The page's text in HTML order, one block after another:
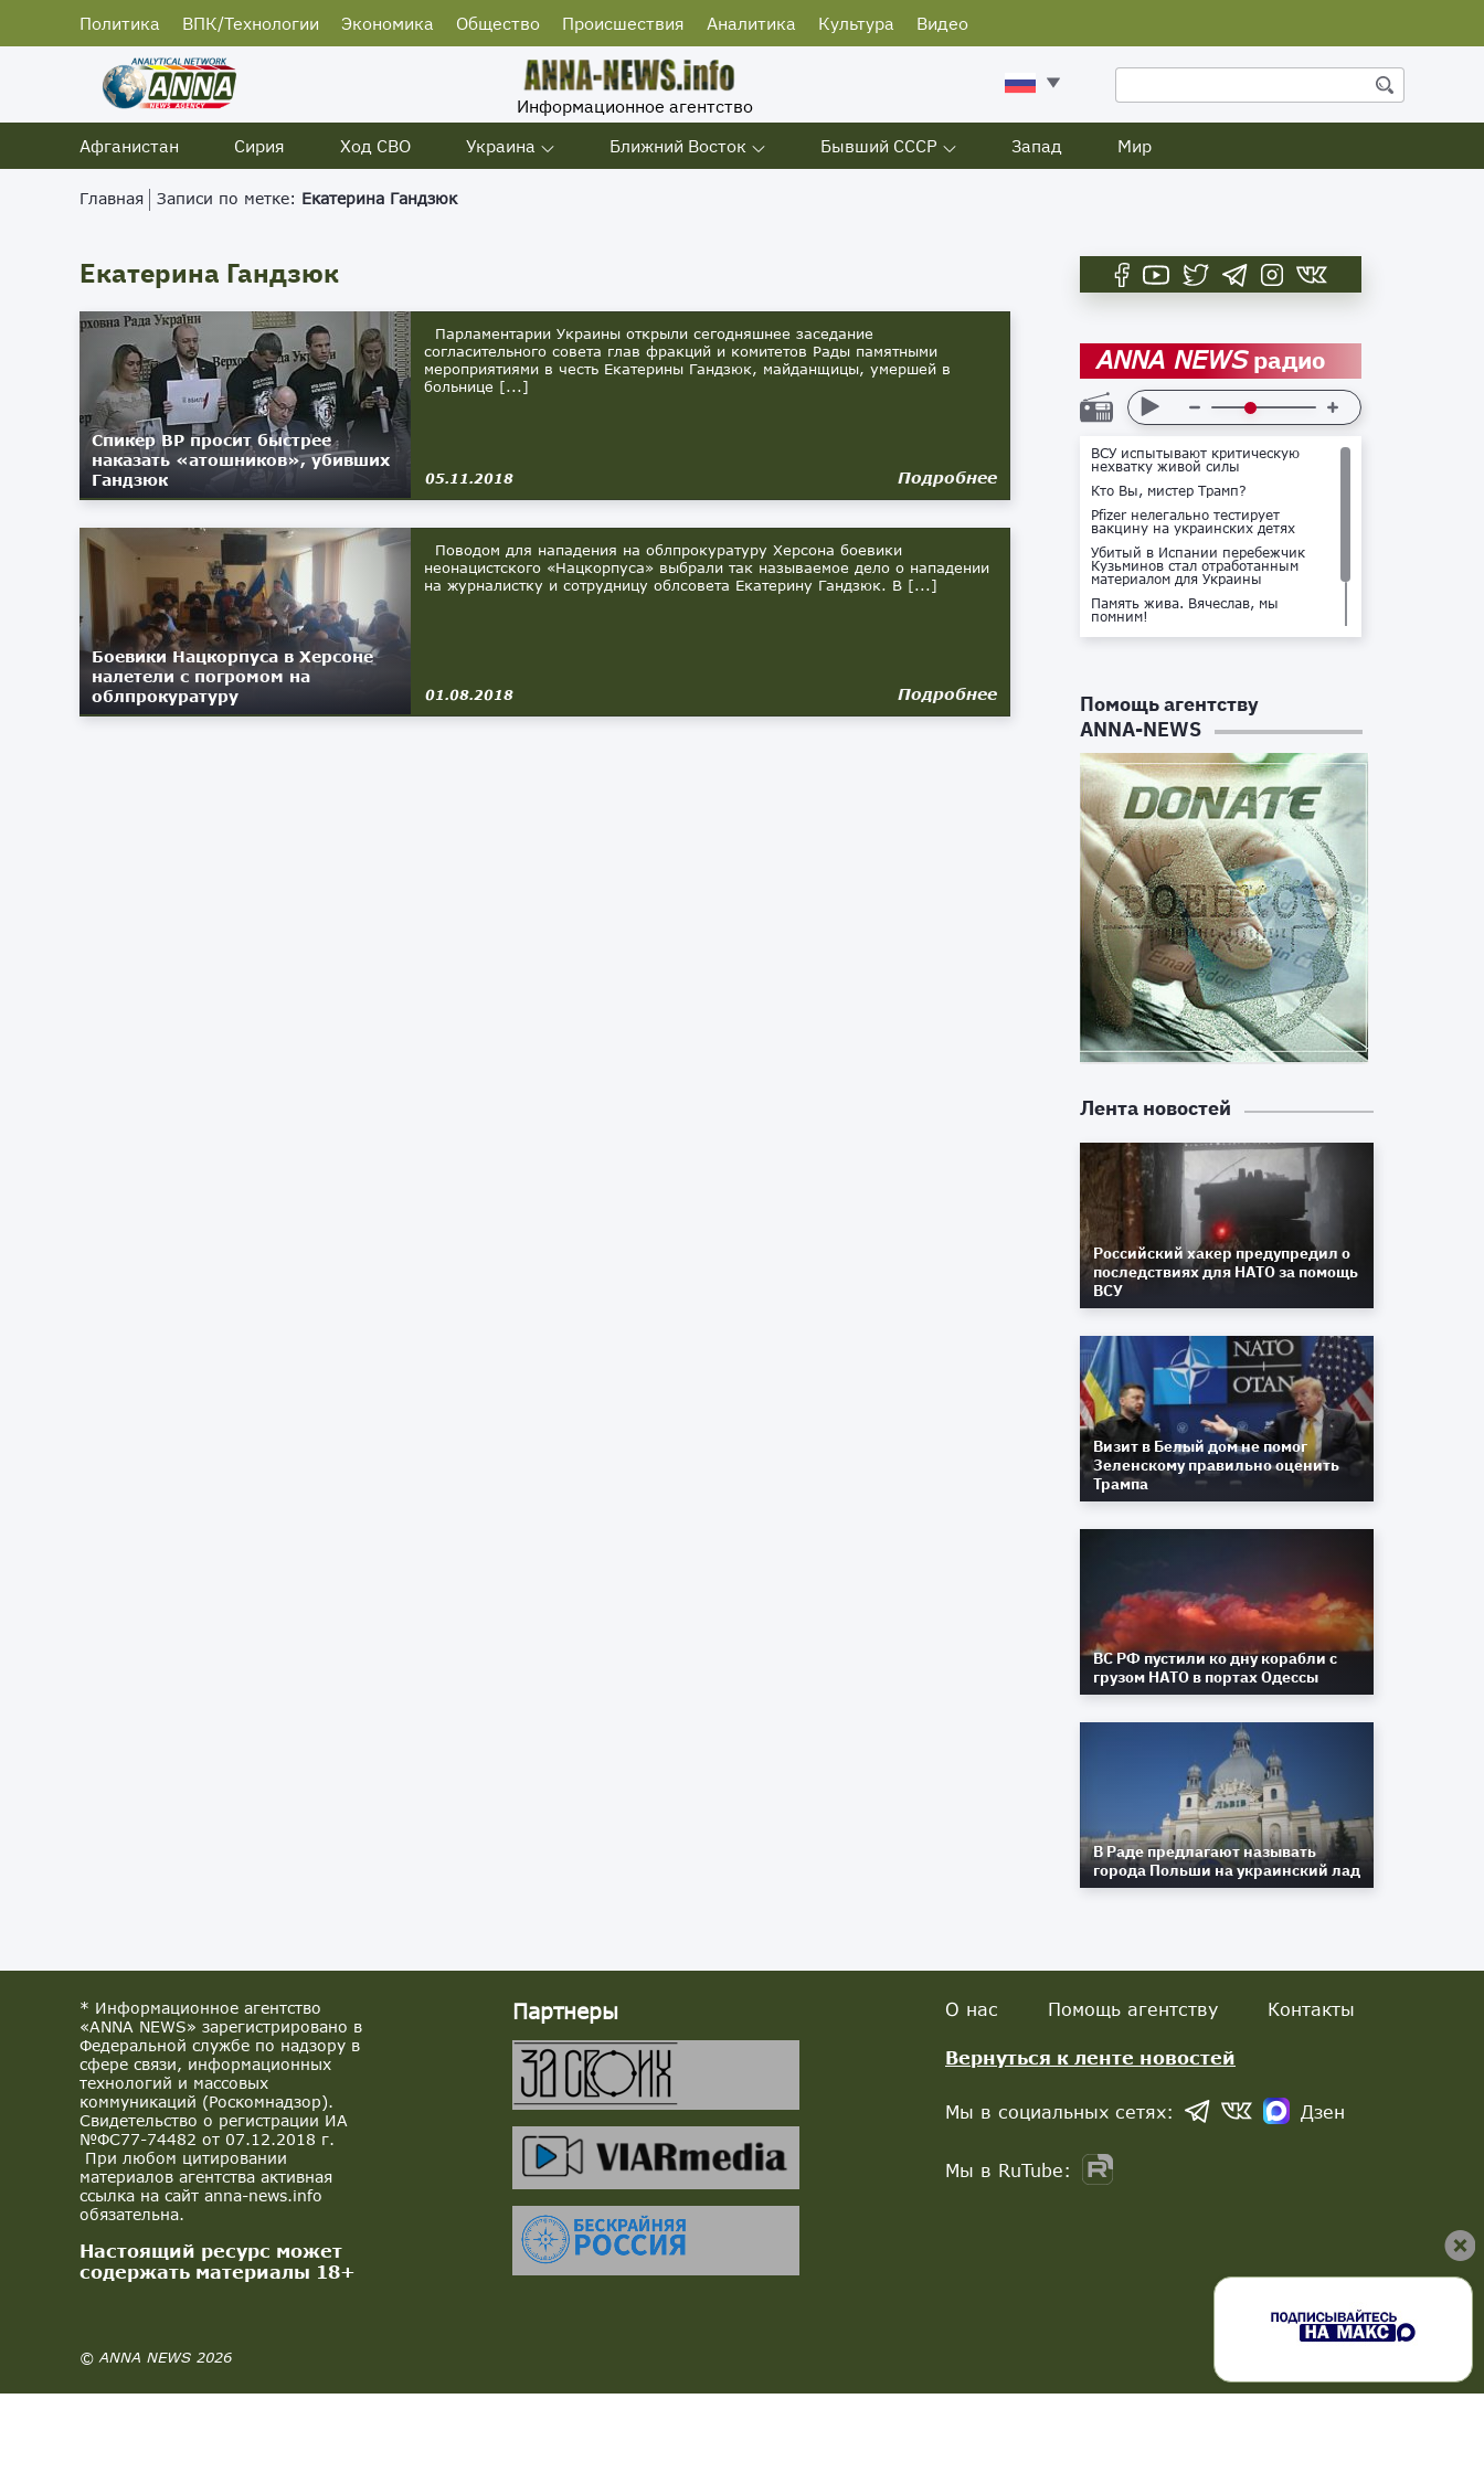
Политика ВПК/Технологии Экономика Общество Происшествия Аналитика Культура Видео
Информационное агентство
Афганистан
Сирия Ход СВО Украина Ближний Восток Бывший СССР Запад Мир
Главная Записи по метке: Екатерина Гандзюк
Екатерина Гандзюк
Спикер ВР просит быстрее
наказать «атошников», убивших
Гандзюк
Парламентарии Украины открыли сегодняшнее заседание
согласительного совета глав фракций и комитетов Рады памятными
мероприятиями в честь Екатерины Гандзюк, майданщицы, умершей в
больнице [...]
05.11.2018 Подробнее
Боевики Нацкорпуса в Херсоне
налетели с погромом на
облпрокуратуру
Поводом для нападения на облпрокуратуру Херсона боевики
неонацистского «Нацкорпуса» выбрали так называемое дело о нападении
на журналистку и сотрудницу облсовета Екатерину Гандзюк. В [...]
01.08.2018 Подробнее
ANNA NEWSрадио
ВСУ испытывают критическую
нехватку живой силы
Кто Вы, мистер Трамп?
Pfizer нелегально тестирует
вакцину на украинских детях
Убитый в Испании перебежчик
Кузьминов стал отработанным
материалом для Украины
Память жива. Вячеслав, мы
помним!
Не доставайся ты никому!
Помощь агентству
ANNA-NEWS
Лента новостей
Российский хакер предупредил о
последствиях для НАТО за помощь
ВСУ
Визит в Белый дом не помог
Зеленскому правильно оценить
Трампа
ВС РФ пустили ко дну корабли с
грузом НАТО в портах Одессы
В Раде предлагают называть
города Польши на украинский лад
* Информационное агентство
«ANNA NEWS» зарегистрировано в
Федеральной службе по надзору в
сфере связи, информационных
технологий и массовых
коммуникаций (Роскомнадзор).
Свидетельство о регистрации ИА
№ФС77-74482 от 07.12.2018 г.
При любом цитировании
материалов агентства активная
ссылка на сайт anna-news.info
обязательна.
Настоящий ресурс может
содержать материалы 18+
© ANNA NEWS 2026
Партнеры О нас Помощь агентству Контакты
Вернуться к ленте новостей
Мы в социальных сетях: Дзен
Мы в RuTube: